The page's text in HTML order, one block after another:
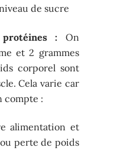
de sucre
: On
et 2 grammes
corporel sont
Cela varie car
compte :
alimentation et
perte de poids